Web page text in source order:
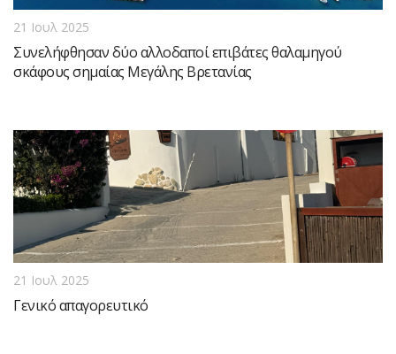
21 Ιουλ 2025
Συνελήφθησαν δύο αλλοδαποί επιβάτες θαλαμηγού
σκάφους σημαίας Μεγάλης Βρετανίας
21 Ιουλ 2025
Γενικό απαγορευτικό